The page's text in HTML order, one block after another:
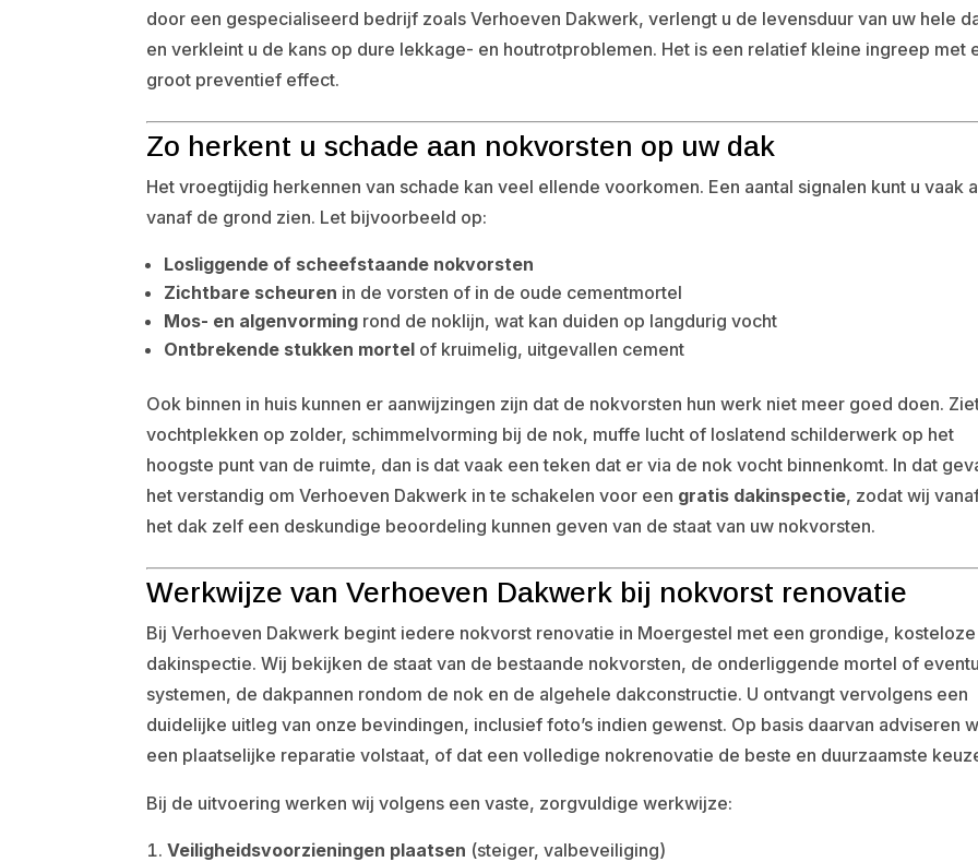
door een gespecialiseerd bedrijf zoals Verhoeven Dakwerk, verlengt u de levensduur van uw hele
en verkleint u de kans op dure lekkage- en houtrotproblemen. Het is een relatief kleine ingreep met
groot preventief effect.
Zo herkent u schade aan nokvorsten op uw dak
Het vroegtijdig herkennen van schade kan veel ellende voorkomen. Een aantal signalen kunt u vaak
vanaf de grond zien. Let bijvoorbeeld op:
Losliggende of scheefstaande nokvorsten
Zichtbare scheuren in de vorsten of in de oude cementmortel
Mos- en algenvorming rond de noklijn, wat kan duiden op langdurig vocht
Ontbrekende stukken mortel of kruimelig, uitgevallen cement
Ook binnen in huis kunnen er aanwijzingen zijn dat de nokvorsten hun werk niet meer goed doen.
vochtplekken op zolder, schimmelvorming bij de nok, muffe lucht of loslatend schilderwerk op het
hoogste punt van de ruimte, dan is dat vaak een teken dat er via de nok vocht binnenkomt. In dat
het verstandig om Verhoeven Dakwerk in te schakelen voor een gratis dakinspectie, zodat wij
het dak zelf een deskundige beoordeling kunnen geven van de staat van uw nokvorsten.
Werkwijze van Verhoeven Dakwerk bij nokvorst renovatie
Bij Verhoeven Dakwerk begint iedere nokvorst renovatie in Moergestel met een grondige, kosteloze
dakinspectie. Wij bekijken de staat van de bestaande nokvorsten, de onderliggende mortel of
systemen, de dakpannen rondom de nok en de algehele dakconstructie. U ontvangt vervolgens een
duidelijke uitleg van onze bevindingen, inclusief foto’s indien gewenst. Op basis daarvan adviseren
een plaatselijke reparatie volstaat, of dat een volledige nokrenovatie de beste en duurzaamste
Bij de uitvoering werken wij volgens een vaste, zorgvuldige werkwijze:
Veiligheidsvoorzieningen plaatsen (steiger, valbeveiliging)